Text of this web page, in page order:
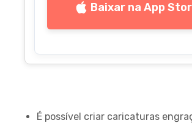
Baixar na App
É possível criar caricaturas